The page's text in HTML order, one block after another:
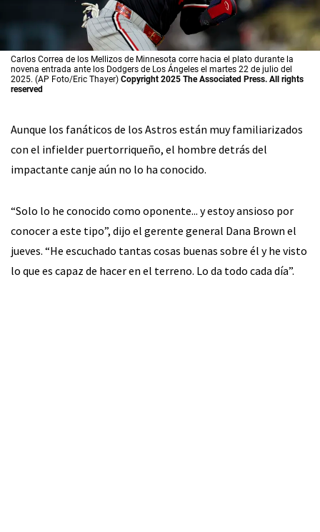
Carlos Correa de los Mellizos de Minnesota corre hacia el plato durante la
novena entrada ante los Dodgers de Los Ángeles el martes 22 de julio del
2025. (AP Foto/Eric Thayer) Copyright 2025 The Associated Press. All rights
reserved
Aunque los fanáticos de los Astros están muy familiarizados
con el infielder puertorriqueño, el hombre detrás del
impactante canje aún no lo ha conocido.
“Solo lo he conocido como oponente... y estoy ansioso por
conocer a este tipo”, dijo el gerente general Dana Brown el
jueves. “He escuchado tantas cosas buenas sobre él y he visto
lo que es capaz de hacer en el terreno. Lo da todo cada día”.